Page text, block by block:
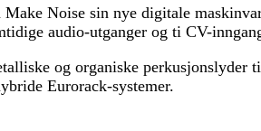
Make Noise sin nye digitale
audio-utganger og ti CV-
og organiske
Eurorack-systemer.